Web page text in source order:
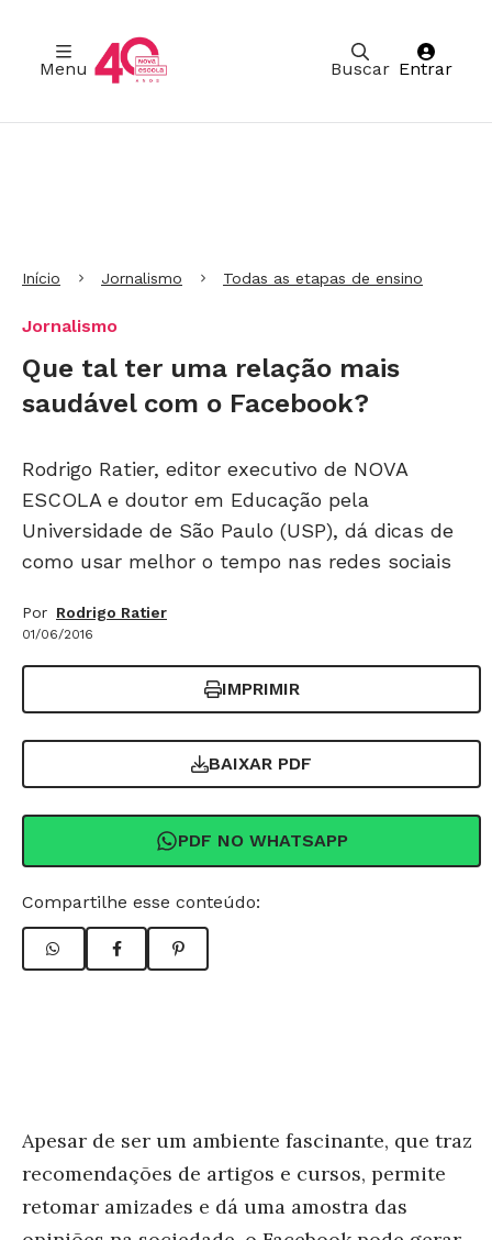
Buscar
Menu Entrar
Início Jornalismo Todas as etapas de ensino
Jornalismo
Que tal ter uma relação mais
saudável com o Facebook?
Rodrigo Ratier, editor executivo de NOVA
ESCOLA e doutor em Educação pela
Universidade de São Paulo (USP), dá dicas de
como usar melhor o tempo nas redes sociais
Por Rodrigo Ratier
01/06/2016
IMPRIMIR
BAIXAR PDF
PDF NO WHATSAPP
Compartilhe esse conteúdo:
Apesar de ser um ambiente fascinante, que traz
recomendações de artigos e cursos, permite
retomar amizades e dá uma amostra das